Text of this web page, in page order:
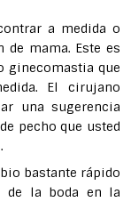
a medida o
de mama. Este es
ginecomastia que
El cirujano
una sugerencia
pecho que usted
bastante rápido
de la boda en la